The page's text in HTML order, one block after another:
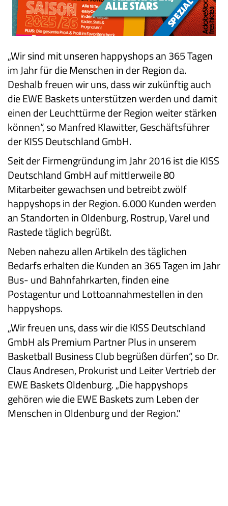
„Wir sind mit unseren happyshops an 365 Tagen
im Jahr für die Menschen in der Region da.
Deshalb freuen wir uns, dass wir zukünftig auch
die EWE Baskets unterstützen werden und damit
einen der Leuchttürme der Region weiter stärken
können“, so Manfred Klawitter, Geschäftsführer
der KISS Deutschland GmbH.
Seit der Firmengründung im Jahr 2016 ist die KISS
Deutschland GmbH auf mittlerweile 80
Mitarbeiter gewachsen und betreibt zwölf
happyshops in der Region. 6.000 Kunden werden
an Standorten in Oldenburg, Rostrup, Varel und
Rastede täglich begrüßt.
Neben nahezu allen Artikeln des täglichen
Bedarfs erhalten die Kunden an 365 Tagen im Jahr
Bus- und Bahnfahrkarten, finden eine
Postagentur und Lottoannahmestellen in den
happyshops.
„Wir freuen uns, dass wir die KISS Deutschland
GmbH als Premium Partner Plus in unserem
Basketball Business Club begrüßen dürfen“, so Dr.
Claus Andresen, Prokurist und Leiter Vertrieb der
EWE Baskets Oldenburg. „Die happyshops
gehören wie die EWE Baskets zum Leben der
Menschen in Oldenburg und der Region."